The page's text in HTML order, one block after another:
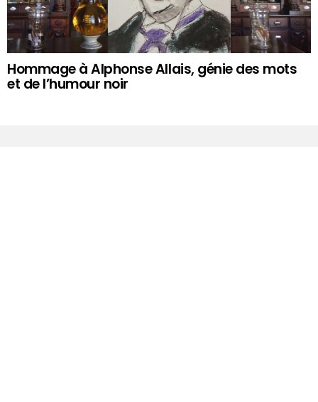
Hommage à Alphonse Allais, génie des mots
et de l’humour noir